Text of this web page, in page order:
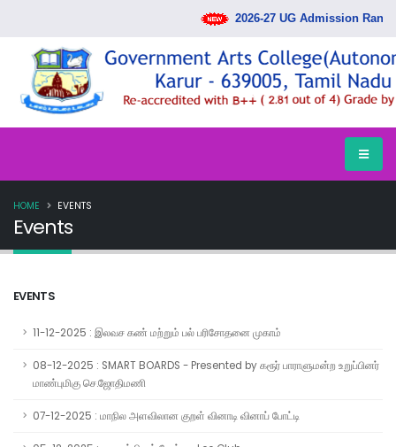
2026-27 UG Admission Rank
Events
HOME EVENTS
EVENTS
11-12-2025 : இலவச கண் மற்றும் பல் பரிசோதனை முகாம்
08-12-2025 : SMART BOARDS - Presented by கரூர் பாராளுமன்ற உறுப்பினர்
மாண்புமிகு செ.ஜோதிமணி
07-12-2025 : மாநில அளவிலான குறள் வினாடி வினாப் போட்டி